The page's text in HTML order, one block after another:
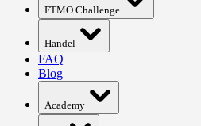
FTMO Challenge
Handel
FAQ
Blog
Academy